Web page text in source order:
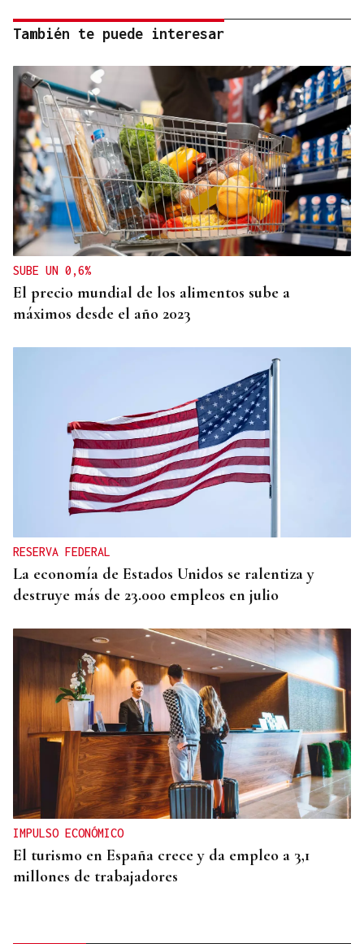
También te puede interesar
SUBE UN 0,6%
El precio mundial de los alimentos sube a
máximos desde el año 2023
RESERVA FEDERAL
La economía de Estados Unidos se ralentiza y
destruye más de 23.000 empleos en julio
IMPULSO ECONÓMICO
El turismo en España crece y da empleo a 3,1
millones de trabajadores